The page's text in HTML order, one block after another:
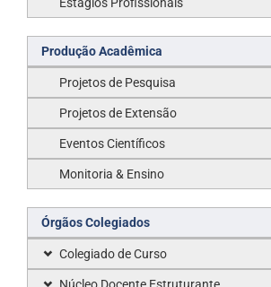
Produção Acadêmica
Projetos de Pesquisa
Projetos de Extensão
Eventos Científicos
Monitoria & Ensino
Órgãos Colegiados
Colegiado de Curso